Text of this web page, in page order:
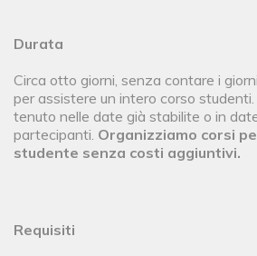
Durata
Circa otto giorni, senza contare i
per assistere un intero corso
tenuto nelle date già stabilite o in
partecipanti. Organizziamo corsi
studente senza costi aggiuntivi.
Requisiti